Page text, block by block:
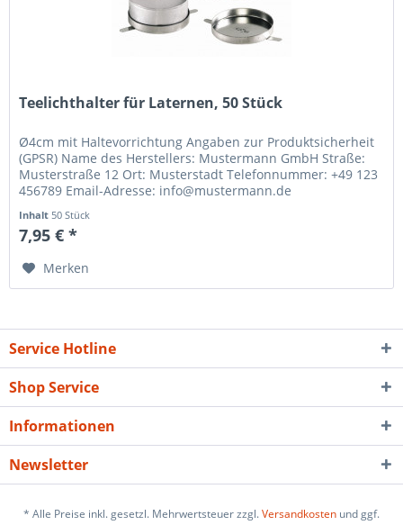
Teelichthalter für Laternen, 50 Stück
Ø4cm mit Haltevorrichtung Angaben zur Produktsicherheit
(GPSR) Name des Herstellers: Mustermann GmbH Straße:
Musterstraße 12 Ort: Musterstadt Telefonnummer: +49 123
456789 Email-Adresse: info@mustermann.de
Inhalt 50 Stück
7,95 € *
Merken
Service Hotline
Shop Service
Informationen
Newsletter
* Alle Preise inkl. gesetzl. Mehrwertsteuer zzgl.Versandkosten und ggf.